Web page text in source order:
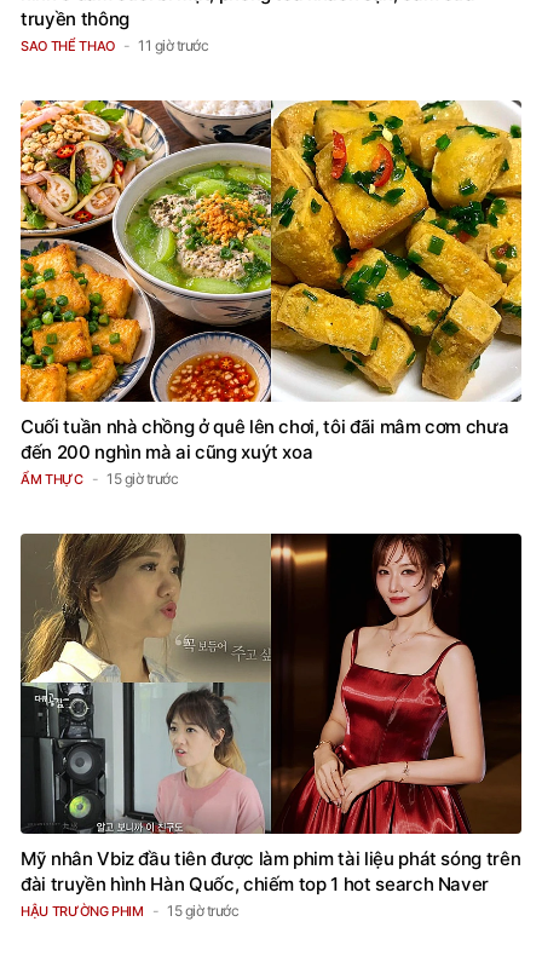
truyền thông
SAO THỂ THAO 11 giờ trước
Cuối tuần nhà chồng ở quê lên chơi, tôi đãi mâm cơm chưa
đến 200 nghìn mà ai cũng xuýt xoa
ẨM THỰC 15 giờ trước
Mỹ nhân Vbiz đầu tiên được làm phim tài liệu phát sóng trên
đài truyền hình Hàn Quốc, chiếm top 1 hot search Naver
HẬU TRƯỜNG PHIM 15 giờ trước